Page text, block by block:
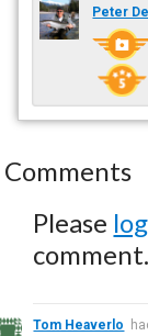
Peter
Comments
Please
comment.
Tom Heaverlo